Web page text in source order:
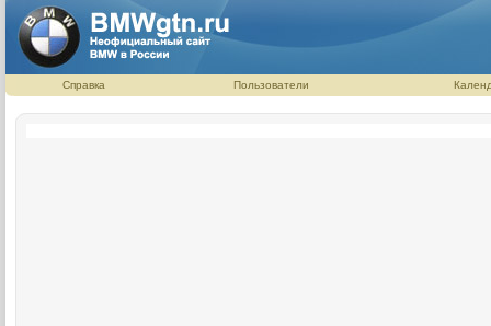
Справка Пользователи